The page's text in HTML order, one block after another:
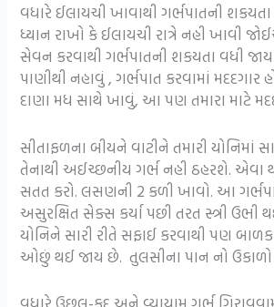
વધારે ઈલાયચી ખાવાથી ગર્ભપાતની
ધ્યાન રાખો કે ઈલાયચી રાત્રે નહી ખાવી
સેવન કરવાથી ગર્ભપાતની શકયતા વધી
પાણીથી નહાવું , ગર્ભપાત કરવામાં
દાણા મધ સાથે ખાવું, આ પણ તમારા માટે
સીતાફળના બીયને વાટીને તમારી યોનિમાં
તેનાથી અઈચ્છનીય ગર્ભ નહી ઠહરશે. એવા
સતત કરો. લસણની 2 કળી ખાવો. આ
અસુરક્ષિત સેક્સ કર્યા પછી તરત સ્ત્રી
યોનિને સારી રીતે સફાઈ કરવાથી પણ
ઓછું થઈ જાય છે. તુલસીના પાન નો ઉકાળો